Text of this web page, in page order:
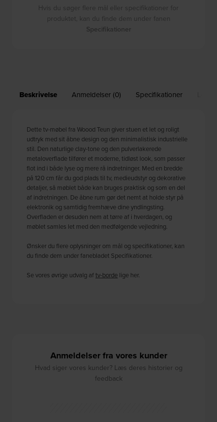
Beskrivelse Anmeldelser (0) Specifikationer
Dette tv-møbel fra Woood Teun giver stuen et let og roligt
udtryk med sit åbne design og den minimalistisk industrielle
stil. Den naturlige clay-tone og den pulverlakerede
metaloverflade tilfører et moderne, tidløst look, som passer
flot ind i både lyse og mere rå indretninger. Med en bredde
på 120 cm får du god plads til tv, medieudstyr og dekorative
detaljer, så møblet både kan bruges praktisk og som en del
af indretningen. De åbne rum gør det nemt at holde styr på
elektronik og samtidig fremhæve dine yndlingsting.
Overfladen er desuden nem at tørre af i hverdagen, og
møblet samles let med den medfølgende vejledning.
Ønsker du flere oplysninger om mål og specifikationer, kan
du finde dem under fanebladet Specifikationer.
Se vores øvrige udvalg aftv-borde lige her.
Anmeldelser fra vores kunder
Hvad siger vores kunder? Læs deres historier og
feedback
Hvis du søger flere mål eller specifikationer for
produktet, kan du finde dem under fanen
Specifikationer